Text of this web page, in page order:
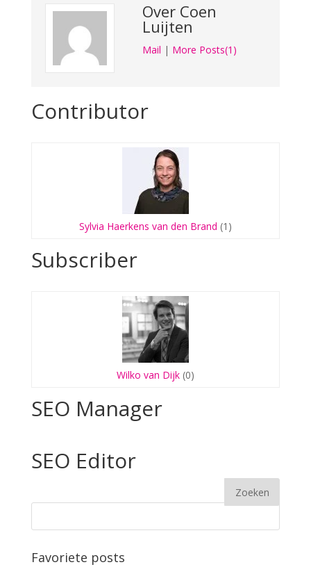
Over Coen
Luijten
Mail | More Posts(1)
Contributor
Sylvia Haerkens van den Brand (1)
Subscriber
Wilko van Dijk(0)
SEO Manager
SEO Editor
Favoriete posts